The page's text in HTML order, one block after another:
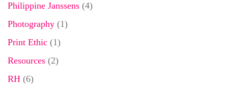
Philippine Janssens (4)
Photography (1)
Print Ethic (1)
Resources (2)
RH (6)